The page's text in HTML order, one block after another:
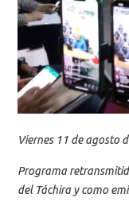
Viernes 11 de agosto
Programa
del Táchira y como